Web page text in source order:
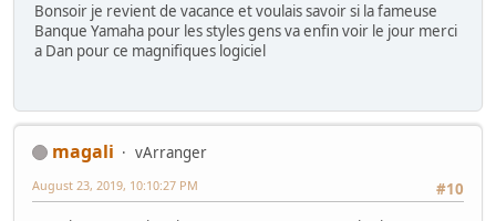
Bonsoir je revient de vacance et voulais savoir si la fameuse
Banque Yamaha pour les styles gens va enfin voir le jour merci
a Dan pour ce magnifiques logiciel
magali
vArranger
#10
August 23, 2019, 10:10:27 PM